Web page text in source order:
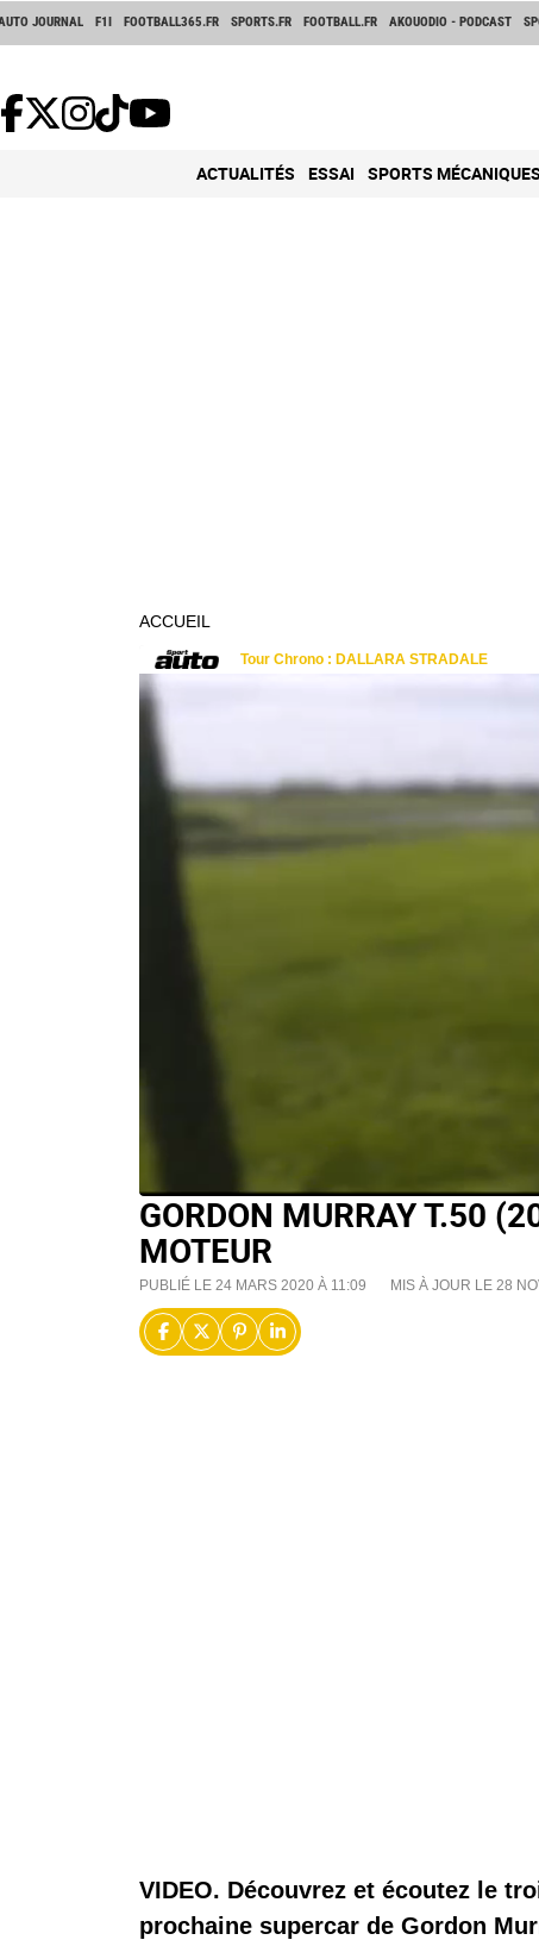
JOURNAL F1I FOOTBALL365.FR SPORTS.FR FOOTBALL.FR AKOUODIO - PODCAST
ACTUALITÉS ESSAI SPORTS MÉCANIQUES
ACCUEIL
GORDON MURRAY T.50
MOTEUR
PUBLIÉ LE 24 MARS 2020 À 11:09 MIS À JOUR LE 28
VIDEO. Découvrez et écoutez le
prochaine supercar de Gordon